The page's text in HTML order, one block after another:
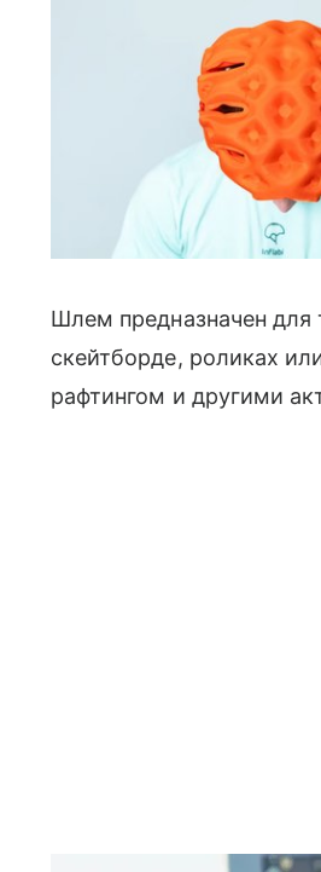
Фото: Inflabi
Шлем предназначен для
скейтборде, роликах
рафтингом и другими